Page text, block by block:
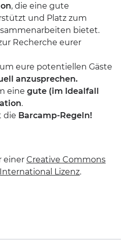
, die eine gute
und Platz zum
bietet.
Recherche eurer
eure potentiellen Gäste
anzusprechen.
eine gute (im Idealfall
.
die Barcamp-Regeln!
einer Creative Commons
Lizenz.